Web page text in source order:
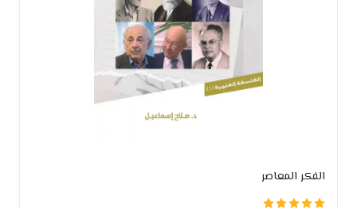
الفكر المعاصر